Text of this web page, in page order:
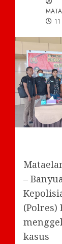
–
(Polres)
kasus